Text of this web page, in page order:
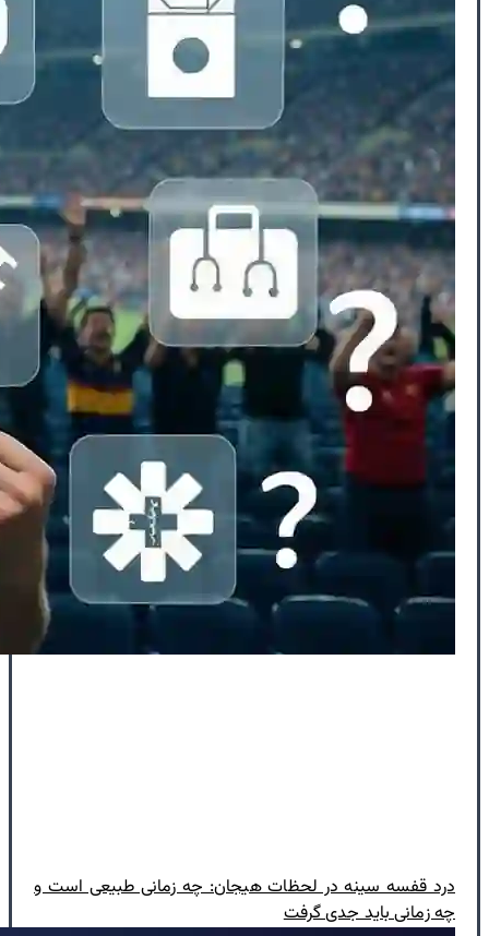
درد قفسه سینه در لحظات هیجان: چه زمانی طبیعی است و
چه زمانی باید جدی گرفت